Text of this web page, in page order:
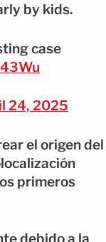
by kids.
case
24, 2025
el origen del
primeros